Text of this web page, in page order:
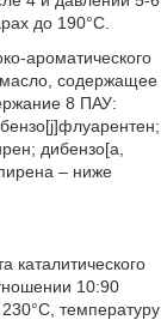
до 190°С.
ароматического
масло, содержащее
8 ПАУ:
дибензо[a,
– ниже
каталитического
10:90
температуру